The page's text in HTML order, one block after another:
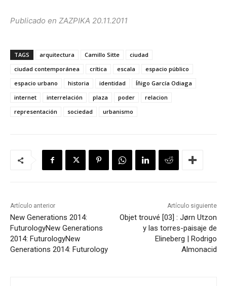
Publicado en ZAZPIKA 20.11.2011
TAGS arquitectura Camillo Sitte
ciudad
ciudad contemporánea
crítica escala
espacio público
espacio urbano
historia identidad
Íñigo García Odiaga
internet
interrelación plaza poder
relacion
representación
sociedad urbanismo
Artículo anterior
New Generations 2014:
FuturologyNew Generations
2014: FuturologyNew
Generations 2014: Futurology
Artículo siguiente
Objet trouvé [03] : Jørn Utzon
y las torres-paisaje de
Elineberg | Rodrigo
Almonacid